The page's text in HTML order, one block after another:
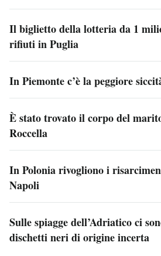
Il biglietto della lotteria da 1
rifiuti in Puglia
In Piemonte c’è la peggiore
È stato trovato il corpo del
Roccella
In Polonia rivogliono i
Napoli
Sulle spiagge dell’Adriatico ci
dischetti neri di origine incerta